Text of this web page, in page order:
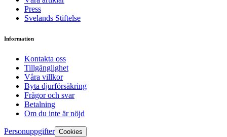
Press
Svelands Stiftelse
Information
Kontakta oss
Tillgänglighet
Våra villkor
Byta djurförsäkring
Frågor och svar
Betalning
Om du inte är nöjd
Personuppgifter Cookies